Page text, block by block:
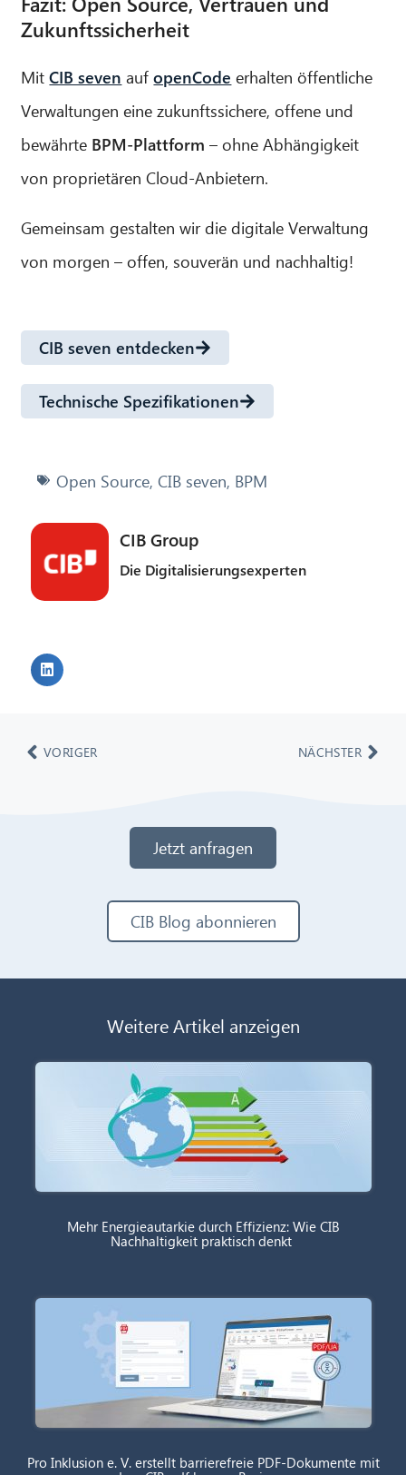
Zukunftssicherheit
MitCIB seven aufopenCode erhalten öffentliche
Verwaltungen eine zukunftssichere, offene und
bewährte BPM-Plattform – ohne Abhängigkeit
von proprietären Cloud-Anbietern.
Gemeinsam gestalten wir die digitale Verwaltung
von morgen – offen, souverän und nachhaltig!
CIB seven entdecken
Technische Spezifikationen
Open Source, CIB seven, BPM
CIB Group
Die Digitalisierungsexperten
VORIGER NÄCHSTER
Jetzt anfragen
CIB Blog abonnieren
Weitere Artikel anzeigen
Mehr Energieautarkie durch Effizienz: Wie CIB
Nachhaltigkeit praktisch denkt
Pro Inklusion e. V. erstellt barrierefreie PDF-Dokumente mit